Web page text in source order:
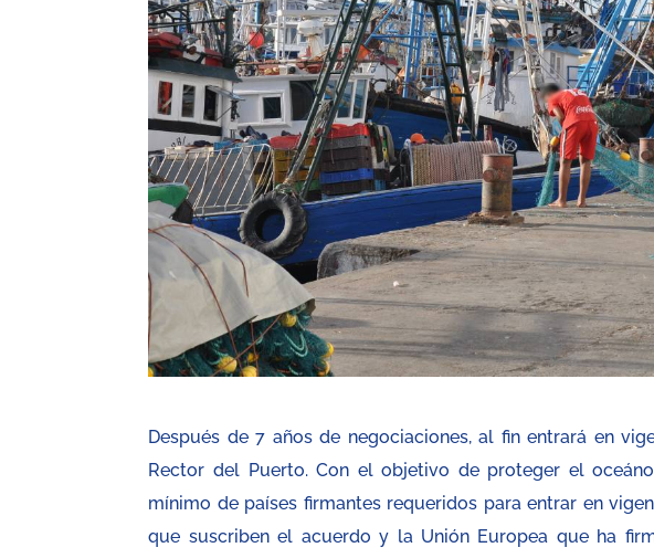
Después de 7 años de negociaciones, al fin entrará en
Rector del Puerto. Con el objetivo de proteger el
mínimo de países firmantes requeridos para entrar en
que suscriben el acuerdo y la Unión Europea que ha